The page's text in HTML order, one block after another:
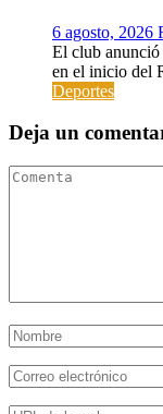
6 agosto, 2026
El club anunció
en el inicio del
Deportes
Deja un